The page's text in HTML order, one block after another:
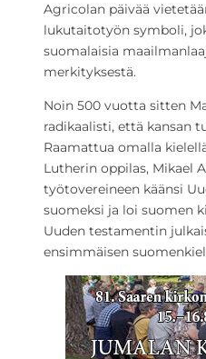
Agricolan päivää
lukutaitotyön symboli,
suomalaisia
merkityksestä.
Noin 500 vuotta sitten
radikaalisti, että kansan
Raamattua omalla
Lutherin oppilas, Mikael
työtovereineen käänsi
suomeksi ja loi suomen
Uuden testamentin
ensimmäisen